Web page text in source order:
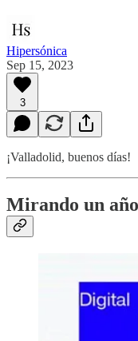
Hipersónica
Sep 15, 2023
3
¡Valladolid, buenos días!
Mirando un